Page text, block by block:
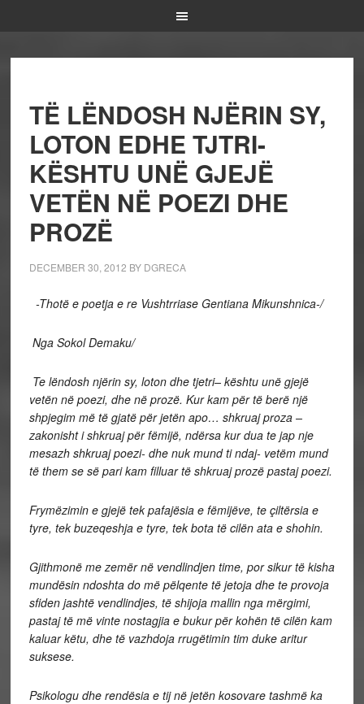
TË LËNDOSH NJËRIN SY,
LOTON EDHE TJTRI-
KËSHTU UNË GJEJË
VETËN NË POEZI DHE
PROZË
DECEMBER 30, 2012 BY DGRECA
-Thotë e poetja e re Vushtrriase Gentiana Mikunshnica-/
Nga Sokol Demaku/
Te lëndosh njërin sy, loton dhe tjetri– kështu unë gjejë
vetën në poezi, dhe në prozë. Kur kam për të berë një
shpjegim më të gjatë për jetën apo… shkruaj proza –
zakonisht i shkruaj për fëmijë, ndërsa kur dua te jap nje
mesazh shkruaj poezi- dhe nuk mund ti ndaj- vetëm mund
të them se së pari kam filluar të shkruaj prozë pastaj poezi.
Frymëzimin e gjejë tek pafajësia e fëmijëve, te çiltërsia e
tyre, tek buzeqeshja e tyre, tek bota të cilën ata e shohin.
Gjithmonë me zemër në vendlindjen time, por sikur të kisha
mundësin ndoshta do më pëlqente të jetoja dhe te provoja
sfiden jashtë vendlindjes, të shijoja mallin nga mërgimi,
pastaj të më vinte nostagjia e bukur për kohën të cilën kam
kaluar këtu, dhe të vazhdoja rrugëtimin tim duke aritur
suksese.
Psikologu dhe rendësia e tij në jetën kosovare tashmë ka